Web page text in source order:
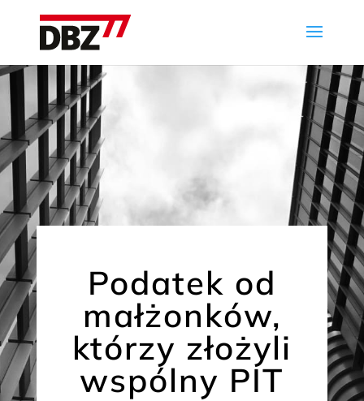
Podatek od
małżonków,
którzy złożyli
wspólny PIT